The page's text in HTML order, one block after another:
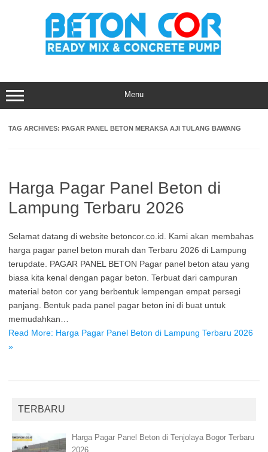
Menu
TAG ARCHIVES: PAGAR PANEL BETON MERAKSA AJI TULANG BAWANG
Harga Pagar Panel Beton di
Lampung Terbaru 2026
Selamat datang di website betoncor.co.id. Kami akan membahas
harga pagar panel beton murah dan Terbaru 2026 di Lampung
terupdate. PAGAR PANEL BETON Pagar panel beton atau yang
biasa kita kenal dengan pagar beton. Terbuat dari campuran
material beton cor yang berbentuk lempengan empat persegi
panjang. Bentuk pada panel pagar beton ini di buat untuk
memudahkan…
Read More: Harga Pagar Panel Beton di Lampung Terbaru 2026
»
TERBARU
Harga Pagar Panel Beton di Tenjolaya Bogor Terbaru
2026